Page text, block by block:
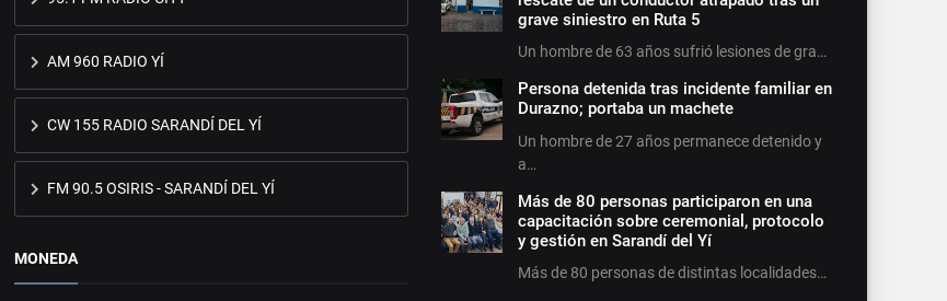
AM 960 RADIO YÍ
CW 155 RADIO SARANDÍ DEL YÍ
FM 90.5 OSIRIS - SARANDÍ DEL YÍ
MONEDA
grave siniestro en Ruta 5
Un hombre de 63 años sufrió lesiones de gra…
Persona detenida tras incidente familiar en
Durazno; portaba un machete
Un hombre de 27 años permanece detenido y
a…
Más de 80 personas participaron en una
capacitación sobre ceremonial, protocolo
y gestión en Sarandí del Yí
Más de 80 personas de distintas localidades…